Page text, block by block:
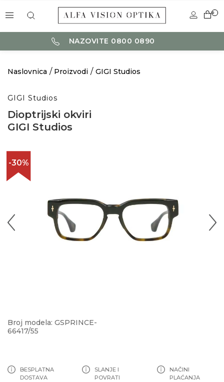
0
NAZOVITE 0800 0890
Naslovnica Proizvodi GIGI Studios
GIGI Studios
Dioptrijski okviri
GIGI Studios
-30%
Broj modela: GSPRINCE-
66417/55
BESPLATNA
DOSTAVA
SLANJE I
POVRATI
NAČINI
PLAĆANJA